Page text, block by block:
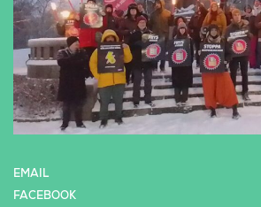
EMAIL
FACEBOOK